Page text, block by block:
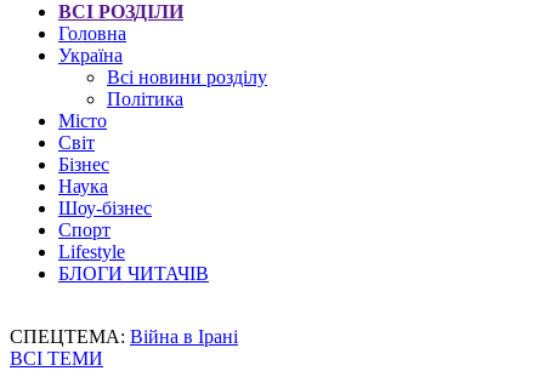
ВСІ РОЗДІЛИ
Головна
Україна
Всі новини розділу
Політика
Місто
Світ
Бізнес
Наука
Шоу-бізнес
Спорт
Lifestyle
БЛОГИ ЧИТАЧІВ
СПЕЦТЕМА: Війна в Ірані
ВСІ ТЕМИ